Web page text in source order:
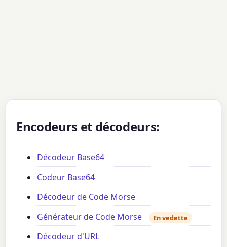
Encodeurs et décodeurs:
Décodeur Base64
Codeur Base64
Décodeur de Code Morse
Générateur de Code Morse
En vedette
Décodeur d'URL